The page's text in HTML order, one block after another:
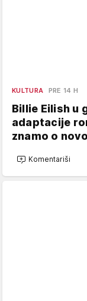
KULTURA PRE 14 H
Billie Eilish u
adaptacije
znamo o
Komentariši